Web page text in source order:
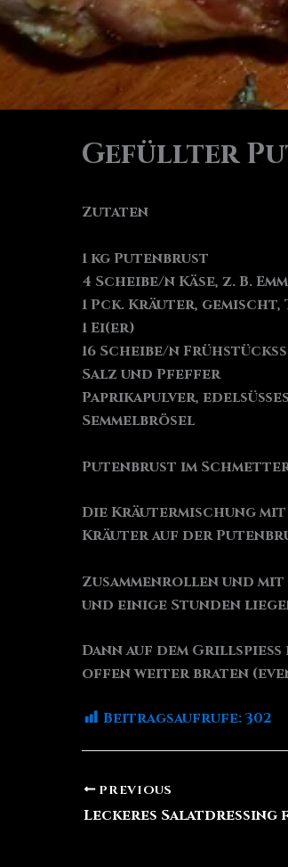
Gefüllter
Zutaten
1 kg Putenbrust
4 Scheibe/n Käse, z. B.
1 Pck. Kräuter,
1 Ei(er)
16 Scheibe/n
Salz und Pfeffer
Paprikapulver, edelsüßes
Semmelbrösel
Putenbrust im
Die Kräutermischung
Kräuter auf der
Zusammenrollen und
und einige Stunden
Dann auf dem Grillspieß
offen weiter braten
Beitragsaufrufe:302
PREVIOUS
Leckeres